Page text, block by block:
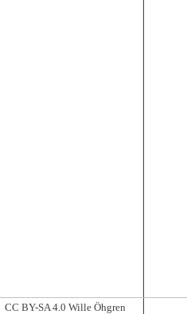
CC BY-SA 4.0 Wille Öhgren